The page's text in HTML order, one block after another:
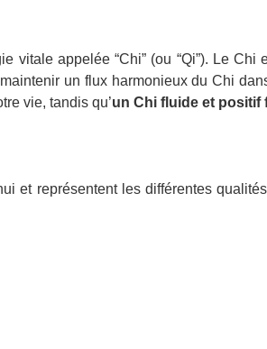
vitale appelée “Chi” (ou “Qi”). Le
un flux harmonieux du Chi
vie, tandis qu’un Chi fluide et positif
et représentent les différentes